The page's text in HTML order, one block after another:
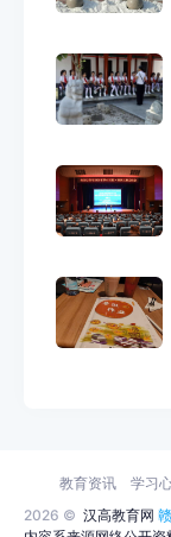
2026 © 汉高教育网
教育资讯 学习